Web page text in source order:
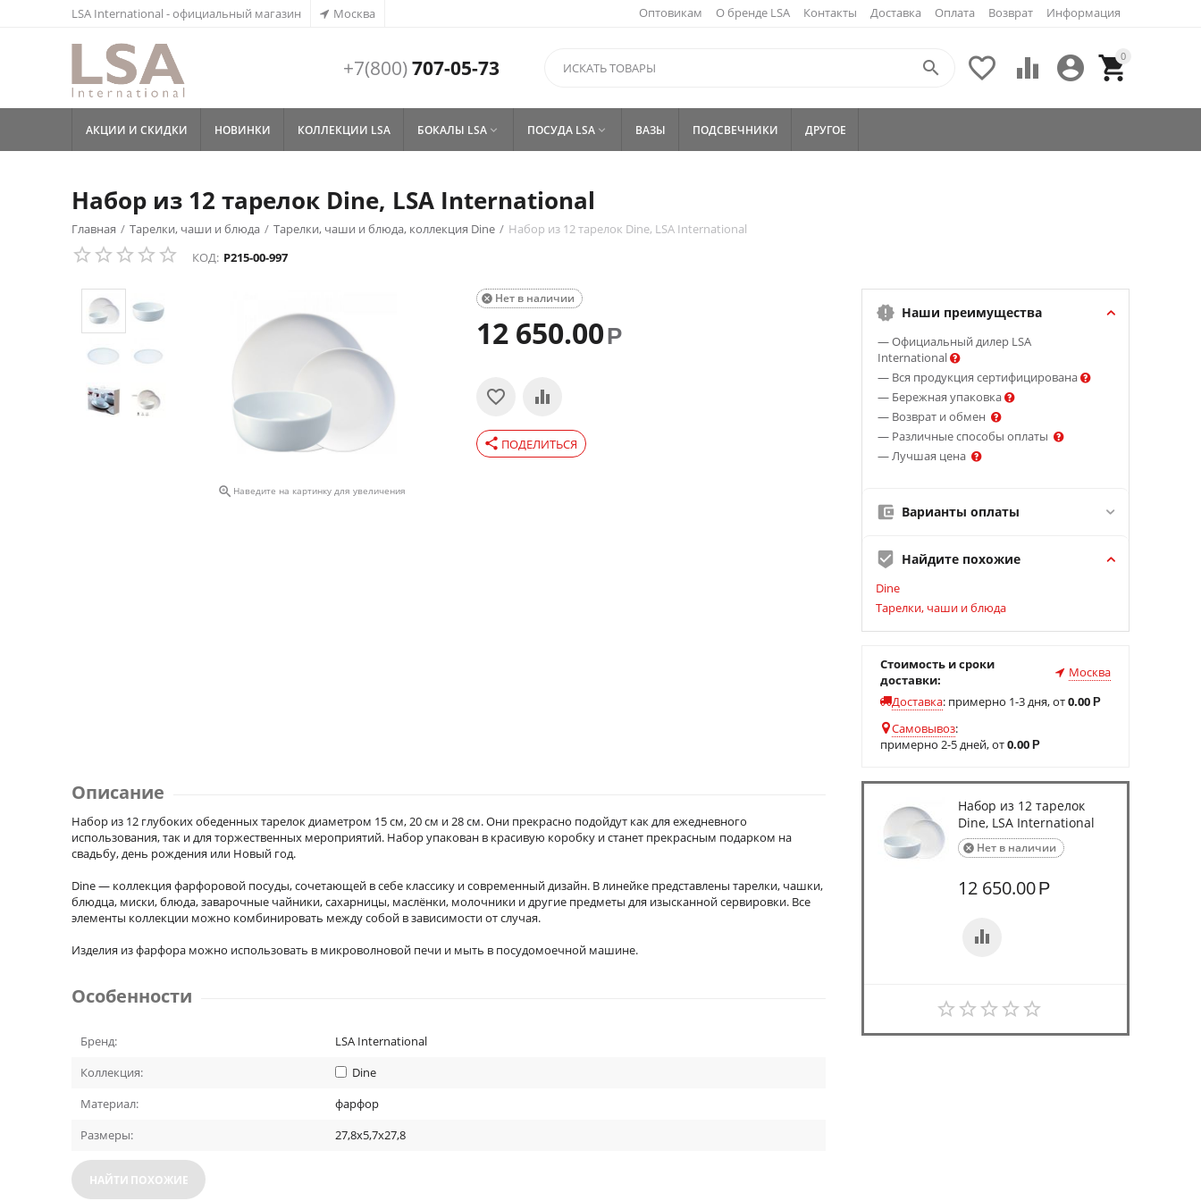
LSA International - официальный магазин Москва Оптовикам О бренде LSA Контакты Доставка Оплата Возврат Информация
+7(800)707-05-73 0


 

АКЦИИ И СКИДКИ НОВИНКИ КОЛЛЕКЦИИ LSA БОКАЛЫ LSA  ПОСУДА LSA  ВАЗЫ ПОДСВЕЧНИКИ ДРУГОЕ
Набор из 12 тарелок Dine, LSA International
Главная / Тарелки, чаши и блюда / Тарелки, чаши и блюда, коллекция Dine / Набор из 12 тарелок Dine, LSA International
КОД: P215-00-997
 Наведите на картинку для увеличения
Нет в наличии

12 650.00Р
share ПОДЕЛИТЬСЯ
Наши преимущества
— Официальный дилер LSA
International
— Вся продукция сертифицирована
— Бережная упаковка
— Возврат и обмен
— Различные способы оплаты
— Лучшая цена
Варианты оплаты
Найдите похожие
Dine
Тарелки, чаши и блюда
Стоимость и сроки
доставки:
Москва
Доставка: примерно 1-3 дня, от0.00 Р
Самовывоз:
примерно 2-5 дней, от0.00 Р
Набор из 12 тарелок
Dine, LSA International
Нет в наличии

12 650.00Р
Описание
Набор из 12 глубоких обеденных тарелок диаметром 15 см, 20 см и 28 см. Они прекрасно подойдут как для ежедневного
использования, так и для торжественных мероприятий. Набор упакован в красивую коробку и станет прекрасным подарком на
свадьбу, день рождения или Новый год.
Dine — коллекция фарфоровой посуды, сочетающей в себе классику и современный дизайн. В линейке представлены тарелки, чашки,
блюдца, миски, блюда, заварочные чайники, сахарницы, маслёнки, молочники и другие предметы для изысканной сервировки. Все
элементы коллекции можно комбинировать между собой в зависимости от случая.
Изделия из фарфора можно использовать в микроволновой печи и мыть в посудомоечной машине.
Особенности
Бренд:
LSA International
Коллекция:
Dine
Материал:
фарфор
Размеры:
27,8x5,7x27,8
НАЙТИ ПОХОЖИЕ